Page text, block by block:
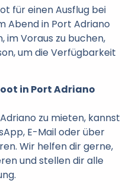
für einen Ausflug bei
Abend in Port Adriano
im Voraus zu buchen,
um die Verfügbarkeit
in Port Adriano
zu mieten, kannst
E-Mail oder über
Wir helfen dir gerne,
und stellen dir alle